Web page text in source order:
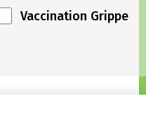
Vaccination Grippe